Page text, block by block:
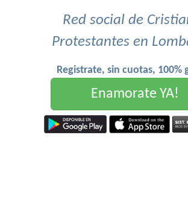
Red social de
Protestantes en
Registrate, sin cuotas, 100%
Enamorate YA!